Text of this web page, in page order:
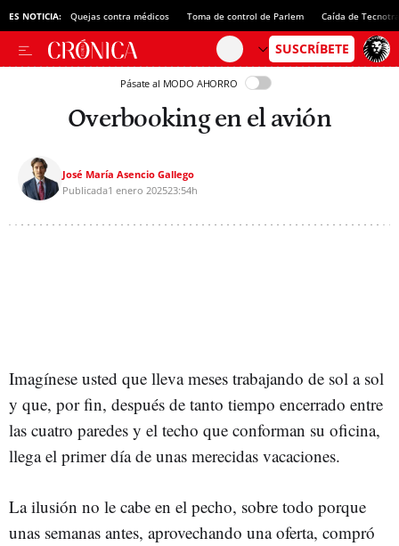
ES NOTICIA: Quejas contra médicos Toma de control de Parlem Caída de
Pásate al MODO AHORRO
Overbooking en el avión
José María Asencio Gallego
Publicada1 enero 202523:54h
Imagínese usted que lleva meses trabajando de sol a sol
y que, por fin, después de tanto tiempo encerrado entre
las cuatro paredes y el techo que conforman su oficina,
llega el primer día de unas merecidas vacaciones.
La ilusión no le cabe en el pecho, sobre todo porque
unas semanas antes, aprovechando una oferta, compró